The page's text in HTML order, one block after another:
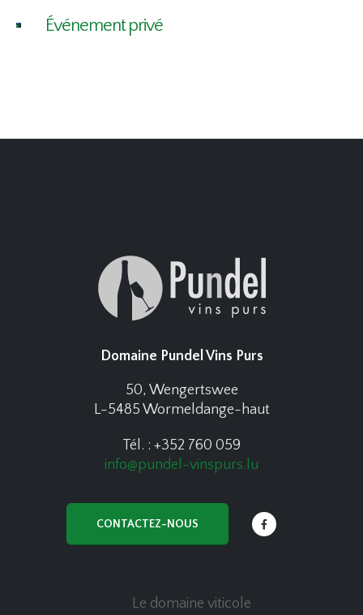
Événement privé
Domaine Pundel Vins Purs
50, Wengertswee
L-5485 Wormeldange-haut
Tél. : +352 760 059
info@pundel-vinspurs.lu
CONTACTEZ-NOUS
Le domaine viticole